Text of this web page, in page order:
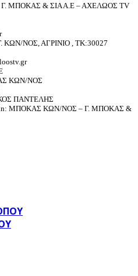
ΜΠΟΚΑΣ & ΣΙΑ Α.Ε – ΑΧΕΛΩΟΣ TV
ΝΟΣ, ΑΓΡΙΝΙΟ , ΤΚ:30027
ΚΩΝ/ΝΟΣ
ΠΑΝΤΕΛΗΣ
ΜΠΟΚΑΣ ΚΩΝ/ΝΟΣ – Γ. ΜΠΟΚΑΣ &